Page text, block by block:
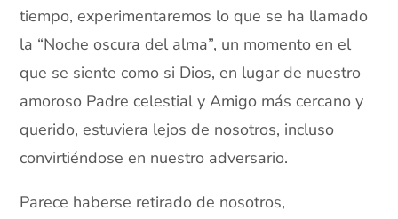
tiempo, experimentaremos lo que se ha llamado
la “Noche oscura del alma”, un momento en el
que se siente como si Dios, en lugar de nuestro
amoroso Padre celestial y Amigo más cercano y
querido, estuviera lejos de nosotros, incluso
convirtiéndose en nuestro adversario.
Parece haberse retirado de nosotros,